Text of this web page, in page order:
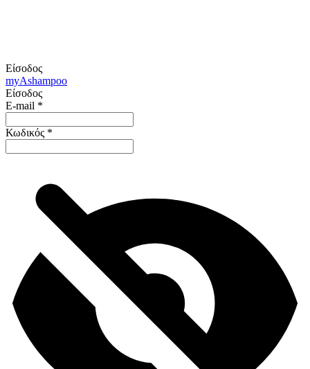
Είσοδος
myAshampoo
Είσοδος
E-mail *
Κωδικός *